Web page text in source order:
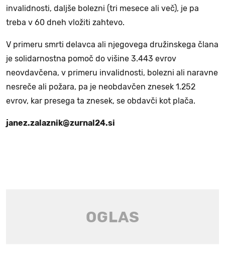
invalidnosti, daljše bolezni (tri mesece ali več), je pa
treba v 60 dneh vložiti zahtevo.
V primeru smrti delavca ali njegovega družinskega člana
je solidarnostna pomoč do višine 3.443 evrov
neovdavčena, v primeru invalidnosti, bolezni ali naravne
nesreče ali požara, pa je neobdavčen znesek 1.252
evrov, kar presega ta znesek, se obdavči kot plača.
janez.zalaznik@zurnal24.si